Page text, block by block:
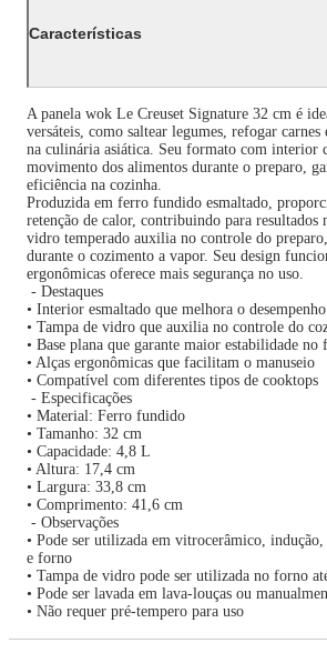
Características
A panela wok Le Creuset Signature 32 cm é
versáteis, como saltear legumes, refogar carnes
na culinária asiática. Seu formato com interior
movimento dos alimentos durante o preparo,
eficiência na cozinha.
Produzida em ferro fundido esmaltado,
retenção de calor, contribuindo para resultados
vidro temperado auxilia no controle do
durante o cozimento a vapor. Seu design
ergonômicas oferece mais segurança no uso.
- Destaques
• Interior esmaltado que melhora o
• Tampa de vidro que auxilia no controle do
• Base plana que garante maior estabilidade no
• Alças ergonômicas que facilitam o manuseio
• Compatível com diferentes tipos de cooktops
- Especificações
• Material: Ferro fundido
• Tamanho: 32 cm
• Capacidade: 4,8 L
• Altura: 17,4 cm
• Largura: 33,8 cm
• Comprimento: 41,6 cm
- Observações
• Pode ser utilizada em vitrocerâmico,
e forno
• Tampa de vidro pode ser utilizada no forno
• Pode ser lavada em lava-louças ou
• Não requer pré-tempero para uso